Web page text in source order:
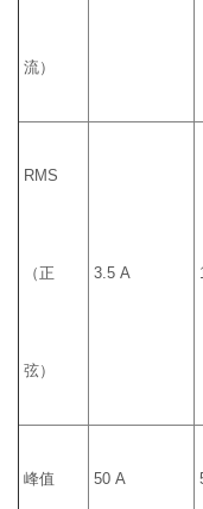
流）
RMS
（正
弦）
3.5 A
峰值 50 A